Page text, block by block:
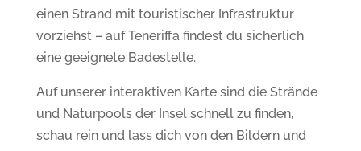
einen Strand mit touristischer Infrastruktur
vorziehst – auf Teneriffa findest du sicherlich
eine geeignete Badestelle.
Auf unserer interaktiven Karte sind die Strände
und Naturpools der Insel schnell zu finden,
schau rein und lass dich von den Bildern und